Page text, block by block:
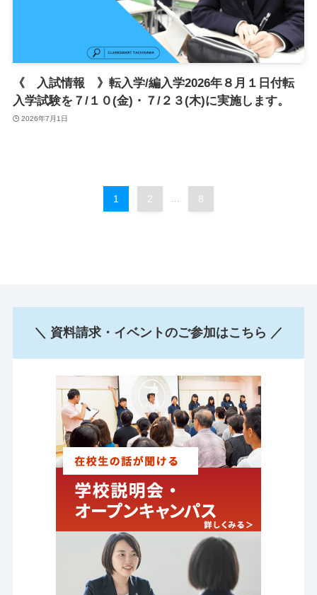
《 入試情報 》転入学/編入学2026年８月１日付転
入学試験を７/１０(金)・７/２３(木)に実施します。
2026年7月1日
1 2 ... 8
＼ 資料請求・イベントのご参加はこちら ／